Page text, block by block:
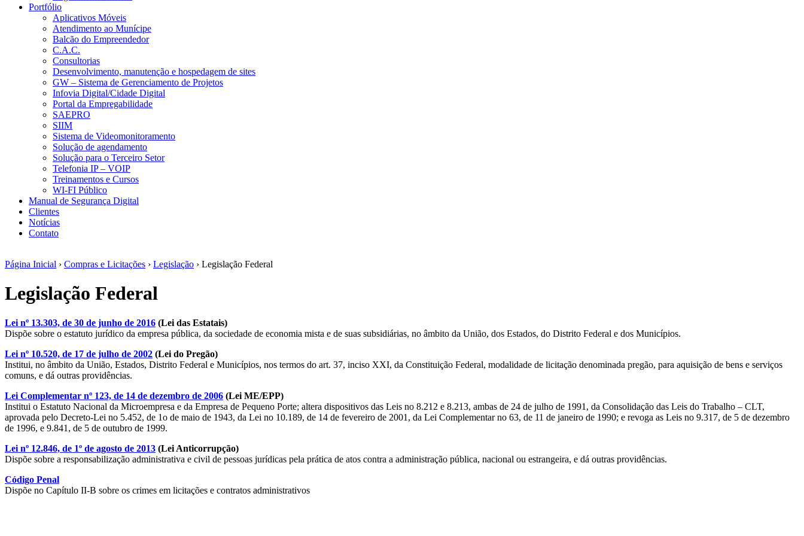
Portfólio
Aplicativos Móveis
Atendimento ao Munícipe
Balcão do Empreendedor
C.A.C.
Consultorias
Desenvolvimento, manutenção e hospedagem de sites
GW – Sistema de Gerenciamento de Projetos
Infovia Digital/Cidade Digital
Portal da Empregabilidade
SAEPRO
SIIM
Sistema de Videomonitoramento
Solução de agendamento
Solução para o Terceiro Setor
Telefonia IP – VOIP
Treinamentos e Cursos
WI-FI Público
Manual de Segurança Digital
Clientes
Notícias
Contato
Página Inicial › Compras e Licitações › Legislação › Legislação Federal
Legislação Federal
Lei nº 13.303, de 30 de junho de 2016 (Lei das Estatais)
Dispõe sobre o estatuto jurídico da empresa pública, da sociedade de economia mista e de suas subsidiárias, no âmbito da União, dos Estados, do Distrito Federal e dos Municípios.
Lei nº 10.520, de 17 de julho de 2002 (Lei do Pregão)
Institui, no âmbito da União, Estados, Distrito Federal e Municípios, nos termos do art. 37, inciso XXI, da Constituição Federal, modalidade de licitação denominada pregão, para aquisição de bens e serviços
comuns, e dá outras providências.
Lei Complementar nº 123, de 14 de dezembro de 2006 (Lei ME/EPP)
Institui o Estatuto Nacional da Microempresa e da Empresa de Pequeno Porte; altera dispositivos das Leis no 8.212 e 8.213, ambas de 24 de julho de 1991, da Consolidação das Leis do Trabalho – CLT,
aprovada pelo Decreto-Lei no 5.452, de 1o de maio de 1943, da Lei no 10.189, de 14 de fevereiro de 2001, da Lei Complementar no 63, de 11 de janeiro de 1990; e revoga as Leis no 9.317, de 5 de dezembro
de 1996, e 9.841, de 5 de outubro de 1999.
Lei nº 12.846, de 1º de agosto de 2013 (Lei Anticorrupção)
Dispõe sobre a responsabilização administrativa e civil de pessoas jurídicas pela prática de atos contra a administração pública, nacional ou estrangeira, e dá outras providências.
Código Penal
Dispõe no Capítulo II-B sobre os crimes em licitações e contratos administrativos